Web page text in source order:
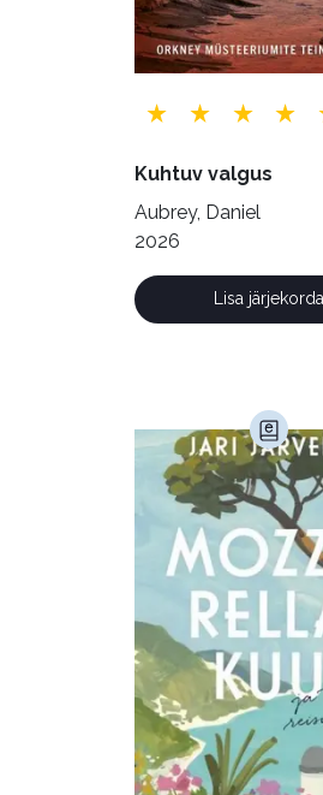
Tervis (147)
Ulme ja fantaasia
Kuhtuv valgus
Aubrey, Daniel
2026
Lisa järjekorda